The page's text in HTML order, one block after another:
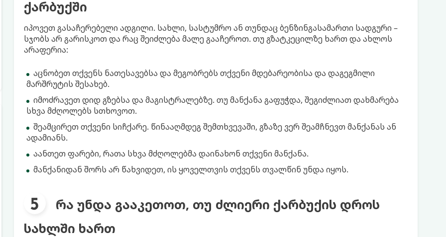
ქარბუქში
იპოვეთ გასაჩერებელი ადგილი. სახლი, სასტუმრო ან თუნდაც ბენზინგასამართი სადგური –
სჯობს არ გარისკოთ და რაც შეიძლება მალე გააჩეროთ. თუ გზატკეცილზე ხართ და ახლოს
არაფერია:
აცნობეთ თქვენს ნათესავებსა და მეგობრებს თქვენი მდებარეობისა და დაგეგმილი
მარშრუტის შესახებ.
იმოძრავეთ დიდ გზებსა და მაგისტრალებზე. თუ მანქანა გაფუჭდა, შეგიძლიათ დახმარება
სხვა მძღოლებს სთხოვოთ.
შეამცირეთ თქვენი სიჩქარე. წინააღმდეგ შემთხვევაში, გზაზე ვერ შეამჩნევთ მანქანას ან
ადამიანს.
აანთეთ ფარები, რათა სხვა მძღოლებმა დაინახონ თქვენი მანქანა.
მანქანიდან შორს არ წახვიდეთ, ის ყოველთვის თქვენს თვალწინ უნდა იყოს.
რა უნდა გააკეთოთ, თუ ძლიერი ქარბუქის დროს
სახლში ხართ